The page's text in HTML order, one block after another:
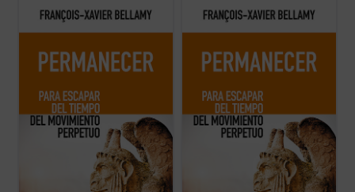
Esta época se entrega a la velocidad, al
cambio, a hacer más y más, más y más
corriendo. Solo que correr también
significa ...(ver ficha)
Esta época se entrega a la velocidad, al
cambio, a hacer más y más, más y más
corriendo. Solo que correr también
significa ...(ver ficha)